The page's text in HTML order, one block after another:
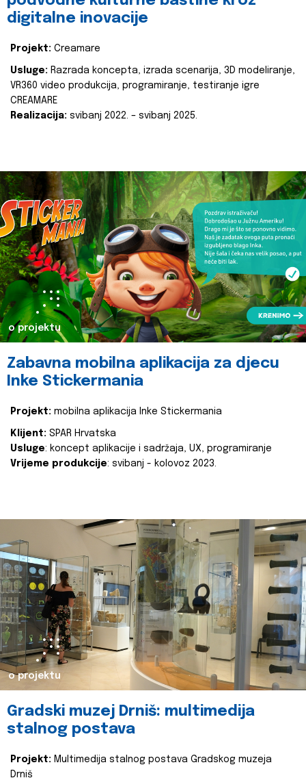
digitalne inovacije
Projekt: Creamare
Usluge: Razrada koncepta, izrada scenarija, 3D modeliranje,
VR360 video produkcija, programiranje, testiranje igre
CREAMARE
Realizacija: svibanj 2022. – svibanj 2025.
o projektu
Zabavna mobilna aplikacija za djecu
Inke Stickermania
Projekt: mobilna aplikacija Inke Stickermania
Klijent: SPAR Hrvatska
Usluge: koncept aplikacije i sadržaja, UX, programiranje
Vrijeme produkcije: svibanj - kolovoz 2023.
o projektu
Gradski muzej Drniš: multimedija
stalnog postava
Projekt: Multimedija stalnog postava Gradskog muzeja
Drniš